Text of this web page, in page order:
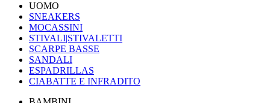
UOMO
SNEAKERS
MOCASSINI
STIVALI|STIVALETTI
SCARPE BASSE
SANDALI
ESPADRILLAS
CIABATTE E INFRADITO